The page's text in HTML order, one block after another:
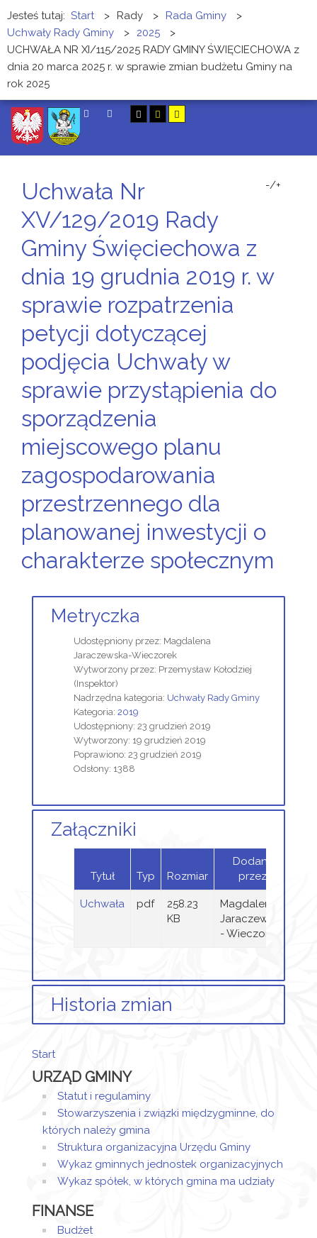
Jesteś tutaj: Start > Rady > Rada Gminy
>
Uchwały Rady Gminy
> 2025
>
UCHWAŁA NR XI/115/2025 RADY GMINY ŚWIĘCIECHOWA z
dnia 20 marca 2025 r. w sprawie zmian budżetu Gminy na
rok 2025
Uchwała Nr
XV/129/2019 Rady
Gminy Święciechowa z
dnia 19 grudnia 2019 r. w
sprawie rozpatrzenia
petycji dotyczącej
podjęcia Uchwały w
sprawie przystąpienia do
sporządzenia
miejscowego planu
zagospodarowania
przestrzennego dla
planowanej inwestycji o
charakterze społecznym
-/+
Metryczka
Udostępniony przez: Magdalena
Jaraczewska-Wieczorek
Wytworzony przez: Przemysław Kołodziej
(Inspektor)
Nadrzędna kategoria: Uchwały Rady Gminy
Kategoria: 2019
Udostępniony: 23 grudzień 2019
Wytworzony: 19 grudzień 2019
Poprawiono: 23 grudzień 2019
Odsłony: 1388
Załączniki
Tytuł Typ Rozmiar
Dodany
przez
Uchwała pdf
258.23
KB
Magdalena
Jaraczewska
- Wieczorek
Historia zmian
został
utworzony.
Dodane
załączniki
Uchwała
23 grudzień
2019 13:11
- Wieczorek
Start
URZĄD GMINY
Statut i regulaminy
Stowarzyszenia i związki międzygminne, do
których należy gmina
Struktura organizacyjna Urzędu Gminy
Wykaz gminnych jednostek organizacyjnych
Wykaz spółek, w których gmina ma udziały
FINANSE
Budżet